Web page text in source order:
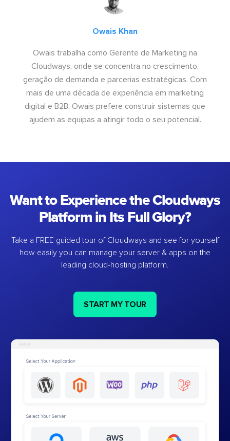
Owais Khan
Owais trabalha como Gerente de Marketing na
Cloudways, onde se concentra no crescimento,
geração de demanda e parcerias estratégicas. Com
mais de uma década de experiência em marketing
digital e B2B, Owais prefere construir sistemas que
ajudem as equipas a atingir todo o seu potencial.
Want to Experience the Cloudways
Platform in Its Full Glory?
Take a FREE guided tour of Cloudways and see for yourself
how easily you can manage your server & apps on the
leading cloud-hosting platform.
START MY TOUR